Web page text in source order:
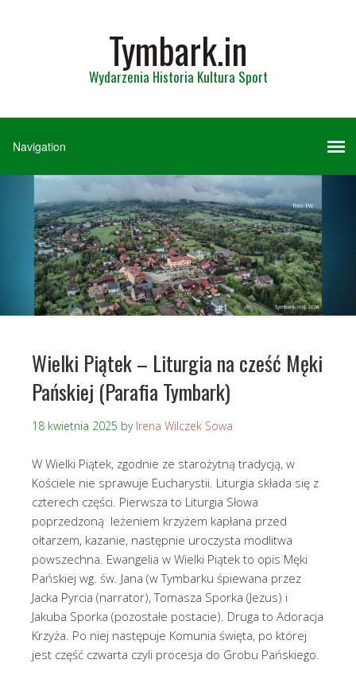
Tymbark.in
Wydarzenia Historia Kultura Sport
Wielki Piątek – Liturgia na cześć Męki
Pańskiej (Parafia Tymbark)
18 kwietnia 2025 by Irena Wilczek Sowa
W Wielki Piątek, zgodnie ze starożytną tradycją, w
Kościele nie sprawuje Eucharystii. Liturgia składa się z
czterech części. Pierwsza to Liturgia Słowa
poprzedzoną leżeniem krzyżem kapłana przed
ołtarzem, kazanie, następnie uroczysta modlitwa
powszechna. Ewangelia w Wielki Piątek to opis Męki
Pańskiej wg. św. Jana (w Tymbarku śpiewana przez
Jacka Pyrcia (narrator), Tomasza Sporka (Jezus) i
Jakuba Sporka (pozostałe postacie). Druga to Adoracja
Krzyża. Po niej następuje Komunia święta, po której
jest część czwarta czyli procesja do Grobu Pańskiego.